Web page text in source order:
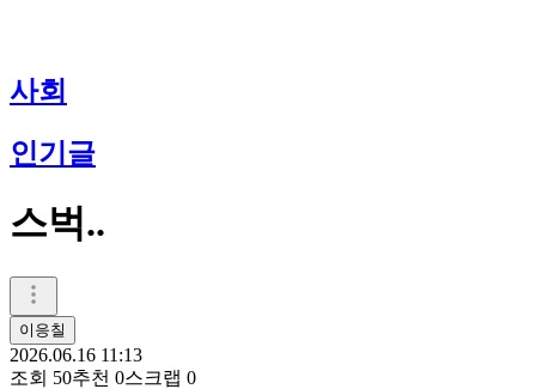
사회
인기글
스벅..
이응칠
2026.06.16 11:13
조회 50추천 0스크랩 0